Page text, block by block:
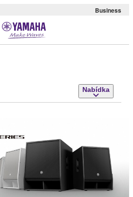
Business
Nabídka